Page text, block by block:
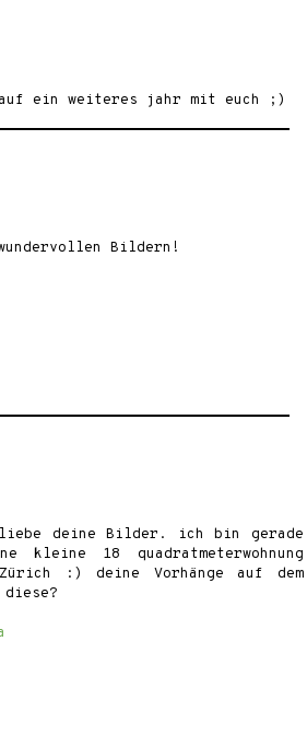
ein weiteres jahr mit euch ;)
Bildern!
deine Bilder. ich bin gerade
kleine 18 quadratmeterwohnung
:) deine Vorhänge auf dem